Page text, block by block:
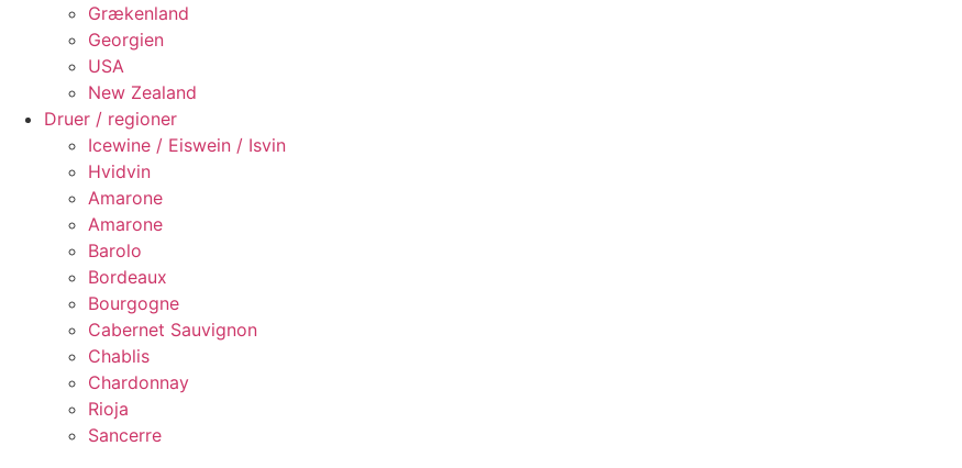
Grækenland
Georgien
USA
New Zealand
Druer / regioner
Icewine / Eiswein / Isvin
Hvidvin
Amarone
Amarone
Barolo
Bordeaux
Bourgogne
Cabernet Sauvignon
Chablis
Chardonnay
Rioja
Sancerre